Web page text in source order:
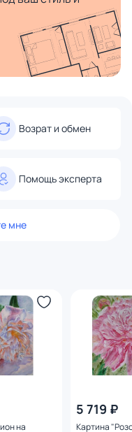
Возрат и обмен
Помощь эксперта
мне
на
5 719 ₽
Картина